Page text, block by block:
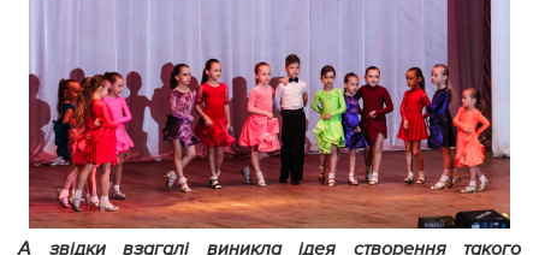
А звідки взагалі виникла ідея створення такого